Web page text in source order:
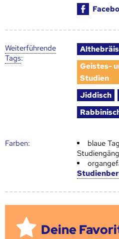
Weiter­führende
Tags:
Geistes-
Studien
Jiddisch
Farben:
blaue
Deine